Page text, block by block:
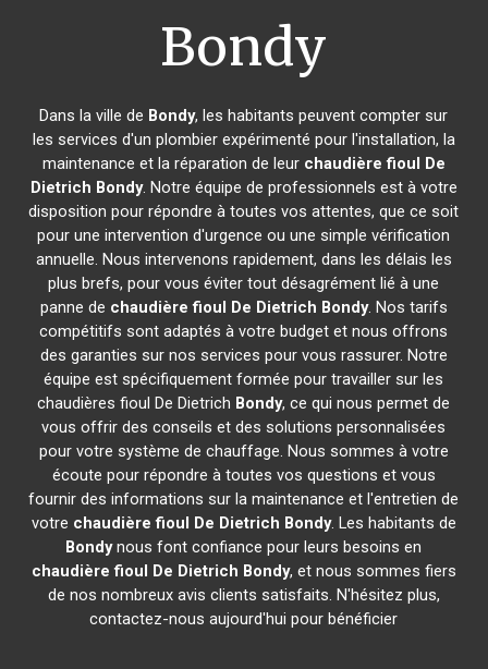
Bondy
Dans la ville de Bondy, les habitants peuvent compter sur
les services d'un plombier expérimenté pour l'installation, la
maintenance et la réparation de leur chaudière fioul De
Dietrich Bondy. Notre équipe de professionnels est à votre
disposition pour répondre à toutes vos attentes, que ce soit
pour une intervention d'urgence ou une simple vérification
annuelle. Nous intervenons rapidement, dans les délais les
plus brefs, pour vous éviter tout désagrément lié à une
panne de chaudière fioul De Dietrich Bondy. Nos tarifs
compétitifs sont adaptés à votre budget et nous offrons
des garanties sur nos services pour vous rassurer. Notre
équipe est spécifiquement formée pour travailler sur les
chaudières fioul De Dietrich Bondy, ce qui nous permet de
vous offrir des conseils et des solutions personnalisées
pour votre système de chauffage. Nous sommes à votre
écoute pour répondre à toutes vos questions et vous
fournir des informations sur la maintenance et l'entretien de
votre chaudière fioul De Dietrich Bondy. Les habitants de
Bondynous font confiance pour leurs besoins en
chaudière fioul De Dietrich Bondy, et nous sommes fiers
de nos nombreux avis clients satisfaits. N'hésitez plus,
contactez-nous aujourd'hui pour bénéficier